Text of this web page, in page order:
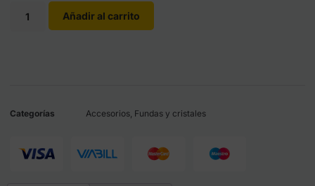
Añadir al carrito
Categorías Accesorios Fundas y cristales